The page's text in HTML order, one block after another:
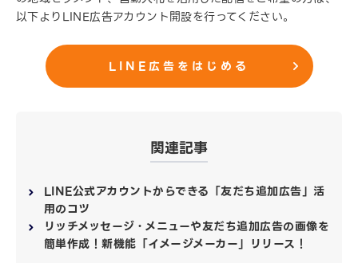
以下よりLINE広告アカウント開設を行ってください。
LINE広告をはじめる
関連記事
LINE公式アカウントからできる「友だち追加広告」活
用のコツ
リッチメッセージ・メニューや友だち追加広告の画像を
簡単作成！新機能「イメージメーカー」リリース！